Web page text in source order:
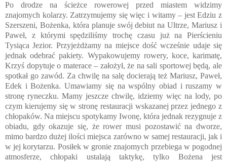
Po drodze na ścieżce rowerowej przed miastem widzimy
znajomych kolarzy. Zatrzymujemy się więc i witamy – jest Edziu z
Szerszeni, Bożenka, która planuje swój debiut na Ultrze, Mariusz i
Paweł, z którymi spędziliśmy trochę czasu już na Pierścieniu
Tysiąca Jezior. Przyjeżdżamy na miejsce dość wcześnie udaje się
jednak odebrać pakiety. Wypakowujemy rowery, koce, karimatę,
Krzyś dopytuje o materace – założył, że na sali sportowej będą, ale
spotkał go zawód. Za chwilę na salę docierają też Mariusz, Paweł,
Edek i Bożenka. Umawiamy się na wspólny obiad i ruszamy w
stronę ryneczku. Mamy jeszcze chwilę, idziemy więc na lody, po
czym kierujemy się w stronę restauracji wskazanej przez jednego z
chłopaków. Na miejscu spotykamy Iwonę, która jednak rezygnuje z
obiadu, gdy okazuje się, że rower musi pozostawić na dworze,
mimo bardzo dużej ilości miejsca zarówno w samej restauracji, jak i
w jej korytarzu. Posiłek w gronie znajomych przebiega w pogodnej
atmosferze, chłopaki ustalają taktykę, tylko Bożena jest